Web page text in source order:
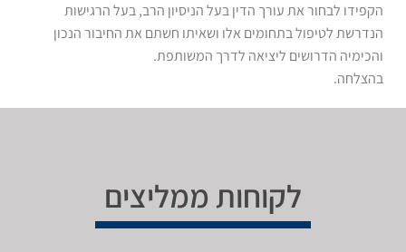
הקפידו לבחור את עורך הדין בעל הניסיון הרב, בעל הרגישות
הנדרשת לטיפול בתחומים אלו ושאיתו חשתם את החיבור הנכון
והכימיה הדרושים ליציאה לדרך המשותפת.
בהצלחה.
לקוחות ממליצים